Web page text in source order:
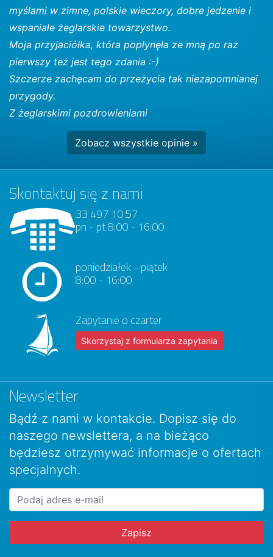
myślami w zimne, polskie wieczory, dobre jedzenie i
wspaniałe żeglarskie towarzystwo.
Moja przyjaciółka, która popłynęła ze mną po raz
pierwszy też jest tego zdania :-)
Szczerze zachęcam do przeżycia tak niezapomnianej
przygody.
Z żeglarskimi pozdrowieniami
Zobacz wszystkie opinie »
Skontaktuj się z nami
33 497 10 57
pn - pt 8:00 - 16:00
poniedziałek - piątek
8:00 - 16:00
Zapytanie o czarter
Skorzystaj z formularza zapytania
Newsletter
Bądź z nami w kontakcie. Dopisz się do
naszego newslettera, a na bieżąco
będziesz otrzymywać informacje o ofertach
specjalnych.